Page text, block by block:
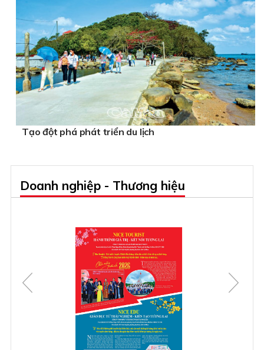
Tạo đột phá phát triển du lịch
Doanh nghiệp - Thương hiệu